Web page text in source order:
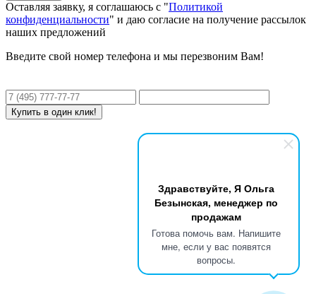
Здравствуйте, Я Ольга
Безынская, менеджер по
продажам
Готова помочь вам. Напишите
мне, если у вас появятся
вопросы.
Оставляя заявку, я соглашаюсь с "Политикой
конфиденциальности" и даю согласие на получение рассылок
наших предложений
Введите свой номер телефона и мы перезвоним Вам!